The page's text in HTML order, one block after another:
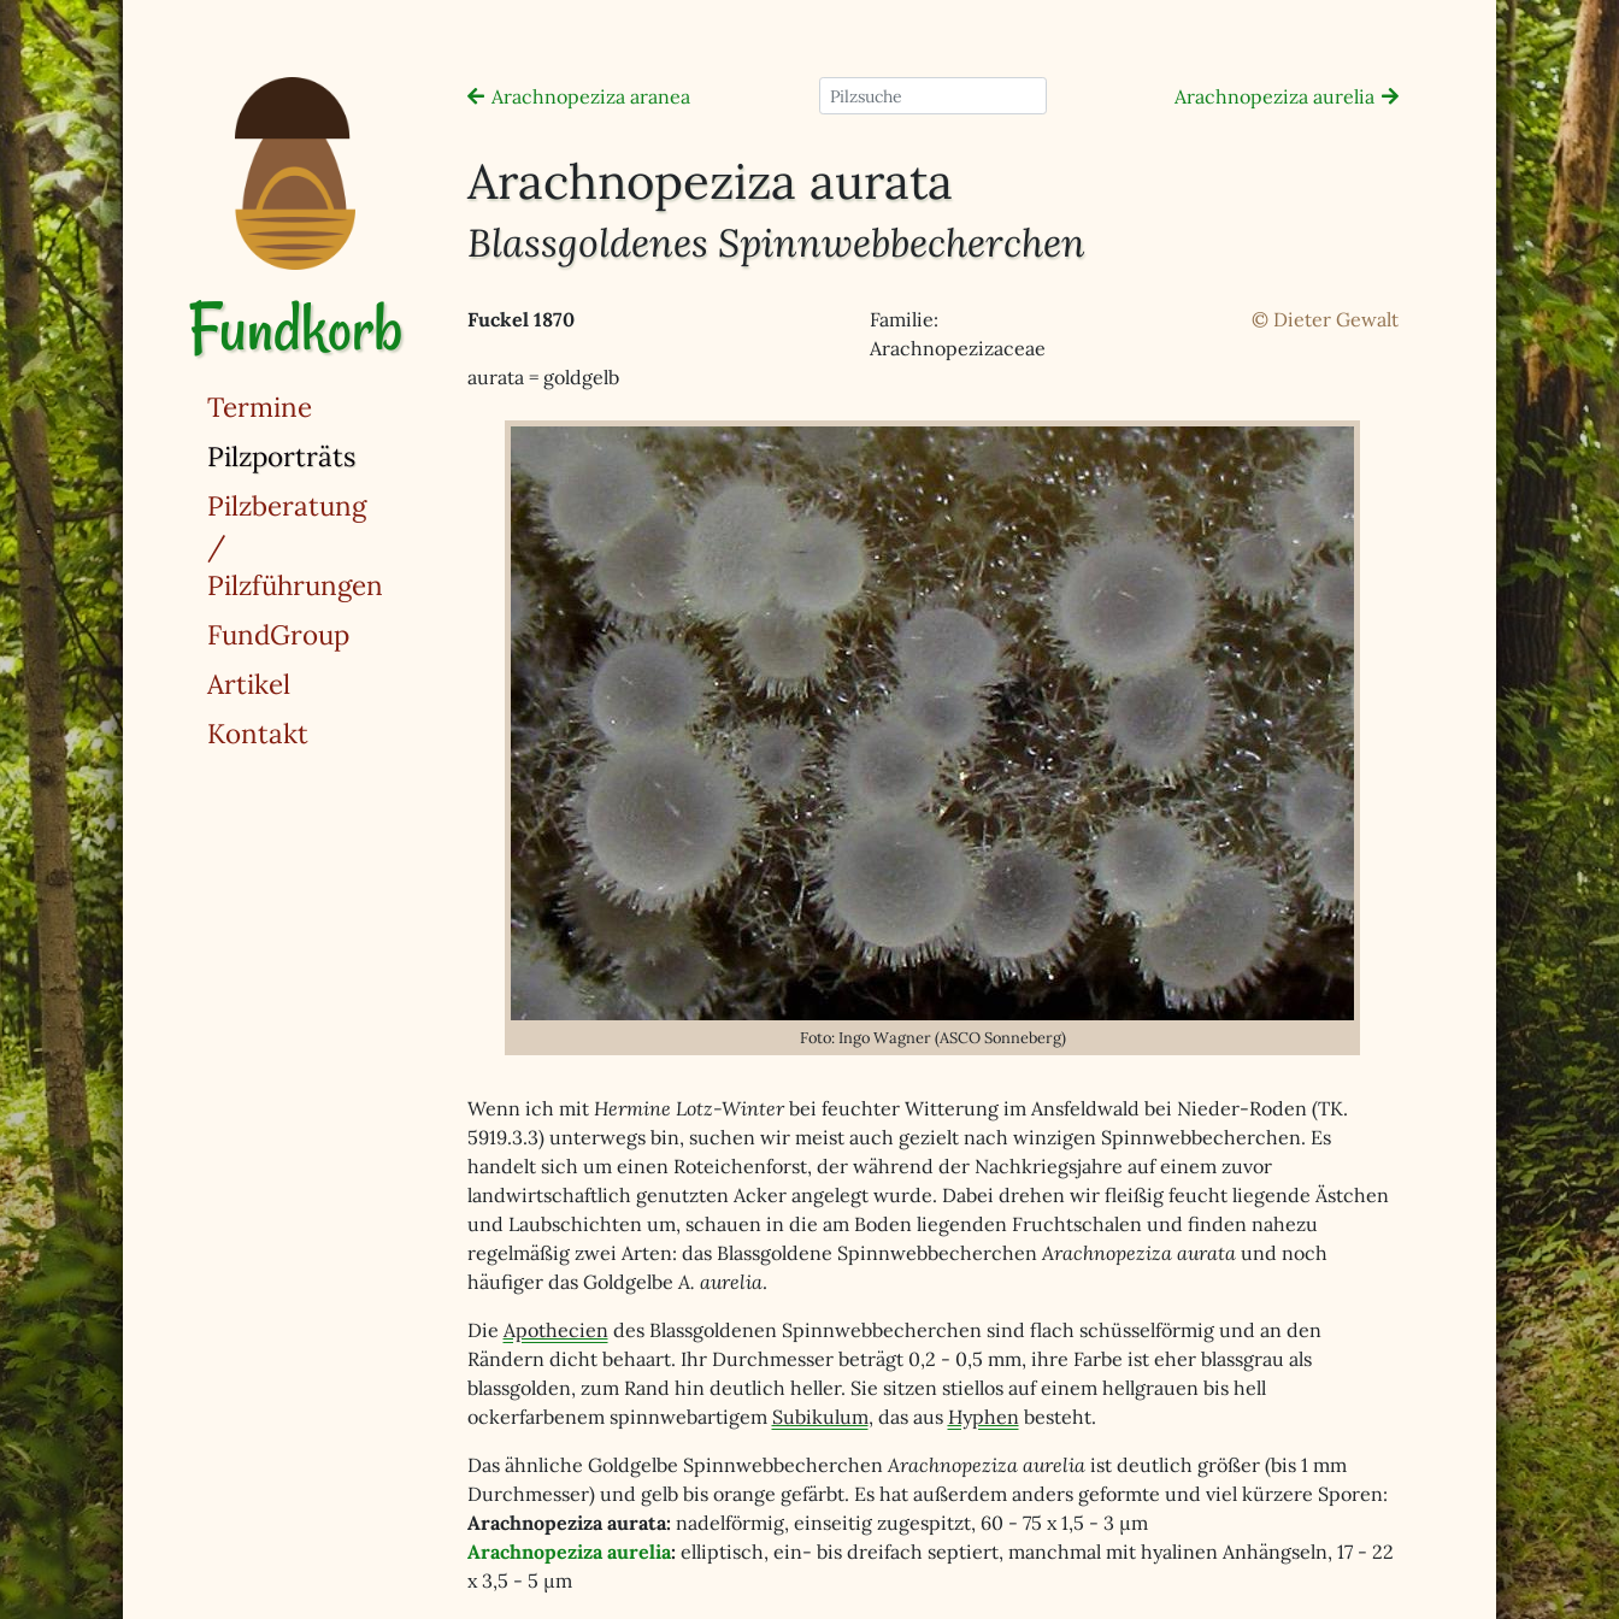
Fundkorb
Termine
Pilzporträts(ausgewählt)
Pilzberatung
/
Pilzführungen
FundGroup
Artikel
Kontakt
Arachnopeziza aranea Arachnopeziza aurelia
Arachnopeziza aurata
Blassgoldenes Spinnwebbecherchen
Fuckel 1870
Familie:
Arachnopezizaceae
© Dieter Gewalt
aurata = goldgelb
Foto: Ingo Wagner (ASCO Sonneberg)
Wenn ich mit Hermine Lotz-Winterbei feuchter Witterung im Ansfeldwald bei Nieder-Roden (TK.
5919.3.3) unterwegs bin, suchen wir meist auch gezielt nach winzigen Spinnwebbecherchen. Es
handelt sich um einen Roteichenforst, der während der Nachkriegsjahre auf einem zuvor
landwirtschaftlich genutzten Acker angelegt wurde. Dabei drehen wir fleißig feucht liegende Ästchen
und Laubschichten um, schauen in die am Boden liegenden Fruchtschalen und finden nahezu
regelmäßig zwei Arten: das Blassgoldene SpinnwebbecherchenArachnopeziza aurataund noch
häufiger das GoldgelbeA. aurelia.
Die Apotheciendes Blassgoldenen Spinnwebbecherchen sind flach schüsselförmig und an den
Rändern dicht behaart. Ihr Durchmesser beträgt 0,2 - 0,5 mm, ihre Farbe ist eher blassgrau als
blassgolden, zum Rand hin deutlich heller. Sie sitzen stiellos auf einem hellgrauen bis hell
ockerfarbenem spinnwebartigem Subikulum, das aus Hyphenbesteht.
Das ähnliche Goldgelbe SpinnwebbecherchenArachnopeziza aureliaist deutlich größer (bis 1 mm
Durchmesser) und gelb bis orange gefärbt. Es hat außerdem anders geformte und viel kürzere Sporen:
Arachnopeziza aurata: nadelförmig, einseitig zugespitzt, 60 - 75 x 1,5 - 3 µm
Arachnopeziza aurelia: elliptisch, ein- bis dreifach septiert, manchmal mit hyalinen Anhängseln, 17 - 22
x 3,5 - 5 µm